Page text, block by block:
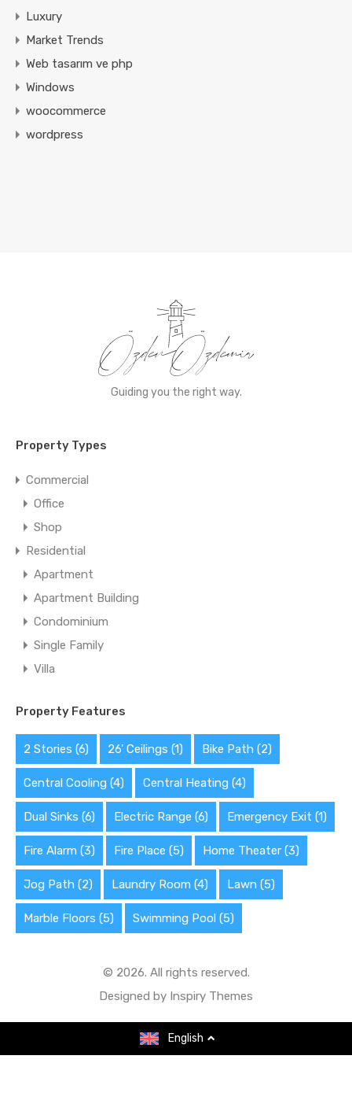
Luxury
Market Trends
Web tasarım ve php
Windows
woocommerce
wordpress
Guiding you the right way.
Property Types
Commercial
Office
Shop
Residential
Apartment
Apartment Building
Condominium
Single Family
Villa
Property Features
2 Stories (6) 26' Ceilings (1) Bike Path (2)
Central Cooling (4) Central Heating (4)
Dual Sinks (6) Electric Range (6) Emergency Exit (1)
Fire Alarm (3) Fire Place (5) Home Theater (3)
Jog Path (2) Laundry Room (4) Lawn (5)
Marble Floors (5) Swimming Pool (5)
© 2026. All rights reserved.
Designed by Inspiry Themes
English